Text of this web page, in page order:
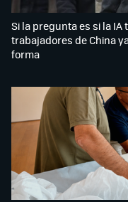
Si la pregunta es si la
trabajadores de China
forma